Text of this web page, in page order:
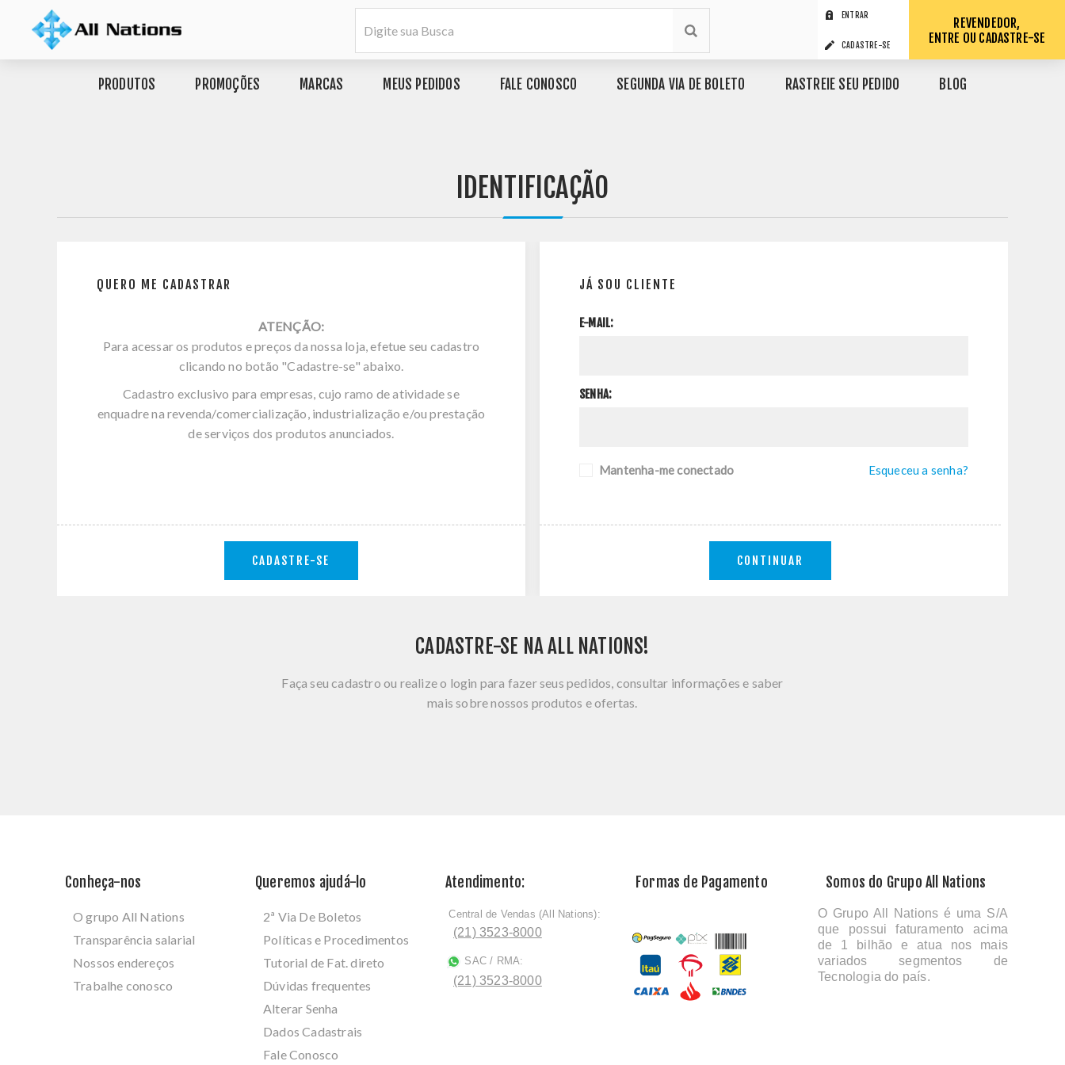
ENTRAR
CADASTRE-SE
REVENDEDOR,
ENTRE OU CADASTRE-SE
PRODUTOS PROMOÇÕES MARCAS MEUS PEDIDOS FALE CONOSCO SEGUNDA VIA DE BOLETO RASTREIE SEU PEDIDO BLOG
IDENTIFICAÇÃO
QUERO ME CADASTRAR
ATENÇÃO:
Para acessar os produtos e preços da nossa loja, efetue seu cadastro
clicando no botão "Cadastre-se" abaixo.
Cadastro exclusivo para empresas, cujo ramo de atividade se
enquadre na revenda/comercialização, industrialização e/ou prestação
de serviços dos produtos anunciados.
CADASTRE-SE
JÁ SOU CLIENTE
E-MAIL:
SENHA:
Mantenha-me conectado Esqueceu a senha?
CONTINUAR
CADASTRE-SE NA ALL NATIONS!
Faça seu cadastro ou realize o login para fazer seus pedidos, consultar informações e saber
mais sobre nossos produtos e ofertas.
Conheça-nos
O grupo All Nations
Transparência salarial
Nossos endereços
Trabalhe conosco
Queremos ajudá-lo
2ª Via De Boletos
Políticas e Procedimentos
Tutorial de Fat. direto
Dúvidas frequentes
Alterar Senha
Dados Cadastrais
Fale Conosco
Atendimento:
ﾠCentral de Vendas (All Nations):
(21) 3523-8000
SAC / RMA:
(21) 3523-8000
Formas de Pagamento Somos do Grupo All Nations
O Grupo All Nations é uma S/A
que possui faturamento acima
de 1 bilhão e atua nos mais
variados segmentos de
Tecnologia do país.